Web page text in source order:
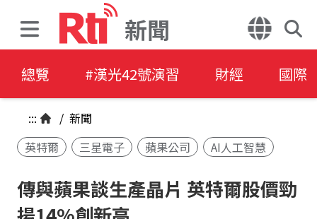
新聞
總覽 #漢光42號演習 財經 國際
::: / 新聞
英特爾
三星電子 蘋果公司 AI人工智慧
傳與蘋果談生產晶片 英特爾股價勁